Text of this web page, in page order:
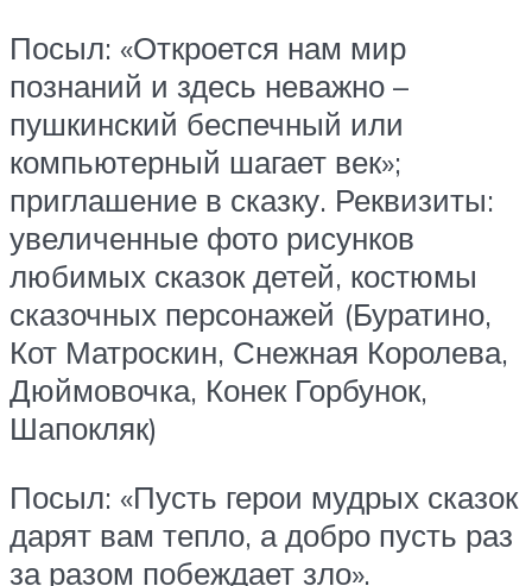
Посыл: «Откроется нам мир
познаний и здесь неважно –
пушкинский беспечный или
компьютерный шагает век»;
приглашение в сказку. Реквизиты:
увеличенные фото рисунков
любимых сказок детей, костюмы
сказочных персонажей (Буратино,
Кот Матроскин, Снежная Королева,
Дюймовочка, Конек Горбунок,
Шапокляк)
Посыл: «Пусть герои мудрых сказок
дарят вам тепло, а добро пусть раз
за разом побеждает зло».